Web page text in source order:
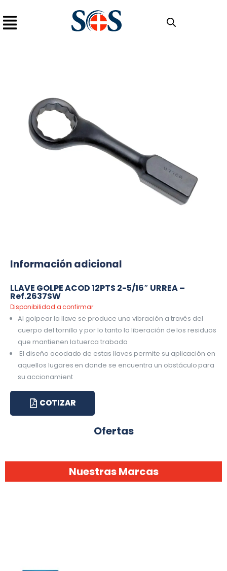
Información adicional
LLAVE GOLPE ACOD 12PTS 2-5/16″ URREA –
Ref.2637SW
Disponibilidad a confirmar
Al golpear la llave se produce una vibración a través del
cuerpo del tornillo y por lo tanto la liberación de los residuos
que mantienen la tuerca trabada
El diseño acodado de estas llaves permite su aplicación en
aquellos lugares en donde se encuentra un obstáculo para
su accionamient
COTIZAR
Ofertas
Nuestras Marcas